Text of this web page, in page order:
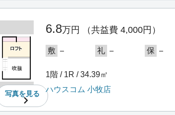
写真を見る
6.8万円 （共益費 4,000円）
敷 － 礼 － 保 －
1階 / 1R / 34.39㎡
ハウスコム 小牧店